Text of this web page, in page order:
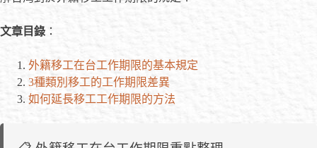
文章目錄 ：
外籍移工在台工作期限的基本規定
3種類別移工的工作期限差異
如何延長移工工作期限的方法